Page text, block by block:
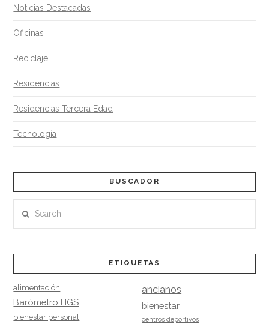
Noticias Destacadas
Oficinas
Reciclaje
Residencias
Residencias Tercera Edad
Tecnología
BUSCADOR
ETIQUETAS
alimentación ancianos
Barómetro HGS bienestar
bienestar personal centros deportivos